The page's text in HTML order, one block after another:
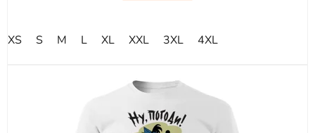
XS S M L XL XXL 3XL 4XL